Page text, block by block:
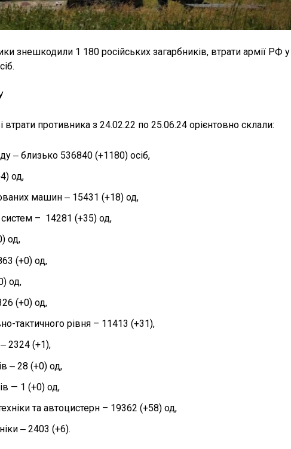
знешкодили 1 180 російських загарбників, втрати армії РФ у
втрати противника з 24.02.22 по 25.06.24 орієнтовно склали:
‒ близько 536840 (+1180) осіб,
од,
машин ‒ 15431 (+18) од,
систем – 14281 (+35) од,
од,
(+0) од,
од,
(+0) од,
тактичного рівня – 11413 (+31),
2324 (+1),
‒ 28 (+0) од,
— 1 (+0) од,
та автоцистерн – 19362 (+58) од,
‒ 2403 (+6).